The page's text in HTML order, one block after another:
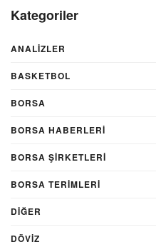
Kategoriler
ANALIZLER
BASKETBOL
BORSA
BORSA HABERLERI
BORSA ŞIRKETLERI
BORSA TERIMLERI
DIĞER
DÖVİZ